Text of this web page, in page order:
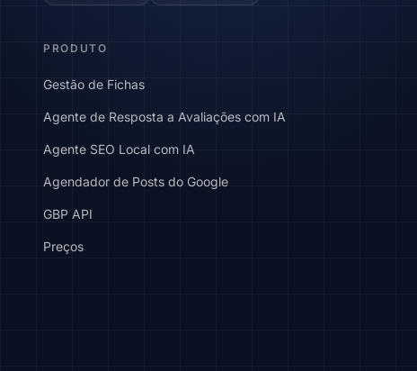
PRODUTO
Gestão de Fichas
Agente de Resposta a Avaliações com IA
Agente SEO Local com IA
Agendador de Posts do Google
GBP API
Preços